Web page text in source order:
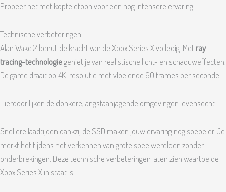
Probeer het met koptelefoon voor een nog intensere ervaring!
Technische verbeteringen
Alan Wake 2 benut de kracht van de Xbox Series X volledig. Metray
tracing-technologiegeniet je van realistische licht- en schaduweffecten.
De game draait op 4K-resolutie met vloeiende 60 frames per seconde.
Hierdoor lijken de donkere, angstaanjagende omgevingen levensecht.
Snellere laadtijden dankzij de SSD maken jouw ervaring nog soepeler. Je
merkt het tijdens het verkennen van grote speelwerelden zonder
onderbrekingen. Deze technische verbeteringen laten zien waartoe de
Xbox Series X in staat is.